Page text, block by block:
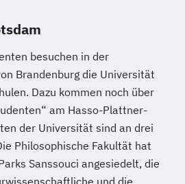
besuchen in der
Brandenburg die Universität
Dazu kommen noch über
am Hasso-Plattner-
der Universität sind an drei
Philosophische Fakultät hat
Sanssouci angesiedelt, die